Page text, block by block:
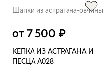
Шапки из астрагана-овчины
от 7 500 ₽
КЕПКА ИЗ АСТРАГАНА И
ПЕСЦА А028